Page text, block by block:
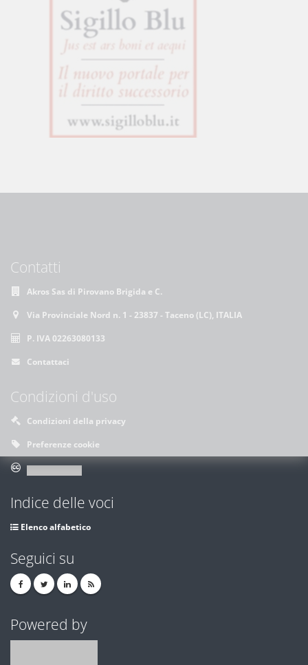
Contatti
Akros Sas di Pirovano Brigida e C.
Via Provinciale Nord n. 1 - 23837 - Taceno (LC), ITALIA
P. IVA 02263080133
Contattaci
Condizioni d'uso
Condizioni della privacy
Preferenze cookie
Indice delle voci
Elenco alfabetico
Seguici su
Powered by